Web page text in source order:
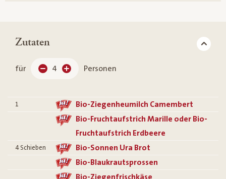
Zutaten
für 4 Personen
1
Bio-Ziegenheumilch Camembert
Bio-Fruchtaufstrich Marille oder Bio-
Fruchtaufstrich Erdbeere
4 Schieben
Bio-Sonnen Ura Brot
Bio-Blaukrautsprossen
Bio-Ziegenfrischkäse